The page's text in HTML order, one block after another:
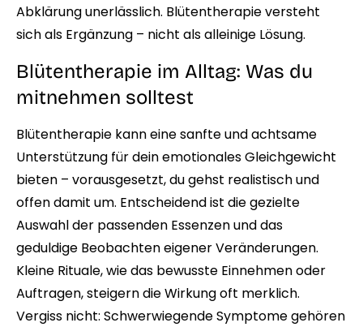
Abklärung unerlässlich. Blütentherapie versteht
sich als Ergänzung – nicht als alleinige Lösung.
Blütentherapie im Alltag: Was du
mitnehmen solltest
Blütentherapie kann eine sanfte und achtsame
Unterstützung für dein emotionales Gleichgewicht
bieten – vorausgesetzt, du gehst realistisch und
offen damit um. Entscheidend ist die gezielte
Auswahl der passenden Essenzen und das
geduldige Beobachten eigener Veränderungen.
Kleine Rituale, wie das bewusste Einnehmen oder
Auftragen, steigern die Wirkung oft merklich.
Vergiss nicht: Schwerwiegende Symptome gehören